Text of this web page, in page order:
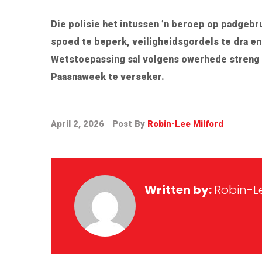
Die polisie het intussen ’n beroep op
spoed te beperk, veiligheidsgordels te dra
Wetstoepassing sal volgens owerhede
Paasnaweek te verseker.
April 2, 2026 Post By Robin-Lee Milford
Written by:Robin-